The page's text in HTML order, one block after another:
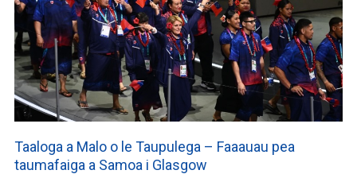
Taaloga a Malo o le Taupulega – Faaauau pea
taumafaiga a Samoa i Glasgow